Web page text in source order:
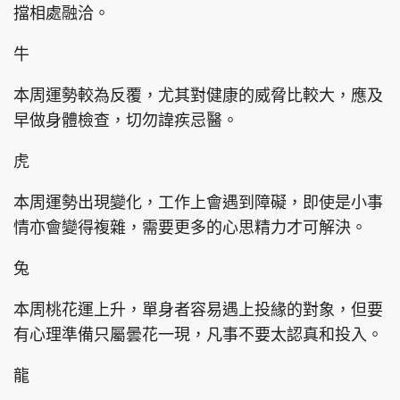
擋相處融洽。
牛
本周運勢較為反覆，尤其對健康的威脅比較大，應及
早做身體檢查，切勿諱疾忌醫。
虎
本周運勢出現變化，工作上會遇到障礙，即使是小事
情亦會變得複雜，需要更多的心思精力才可解決。
兔
本周桃花運上升，單身者容易遇上投緣的對象，但要
有心理準備只屬曇花一現，凡事不要太認真和投入。
龍